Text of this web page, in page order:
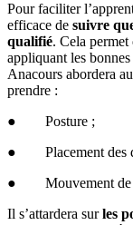
Pour faciliter
efficace de suivre
qualifié. Cela permet
appliquant les
Anacours abordera
prendre :
● Posture ;
● Placement des
● Mouvement de la
Il s’attardera surles